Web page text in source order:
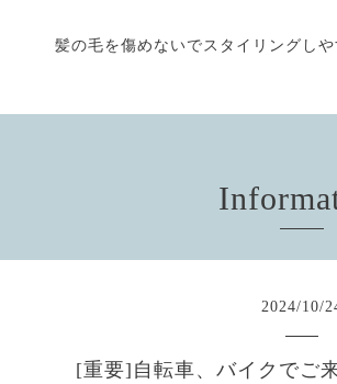
髪の毛を傷めないでスタイリングし
2024/10/
[重要]自転車、バイクでご